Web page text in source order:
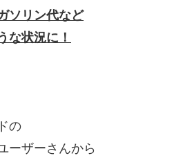
ソリン代など
な状況に！
の
ーザーさんから